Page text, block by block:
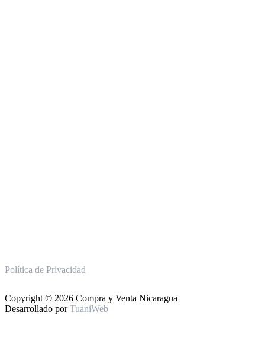
Política de Privacidad
Copyright © 2026 Compra y Venta Nicaragua
Desarrollado porTuaniWeb